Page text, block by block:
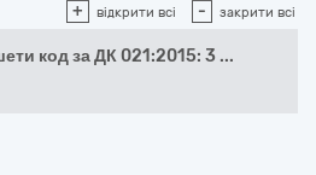
+ відкрити всі - закрити всі
код за ДК 021:2015: 3 ...